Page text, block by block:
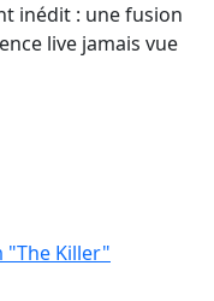
inédit : une fusion
live jamais vue
"The Killer"